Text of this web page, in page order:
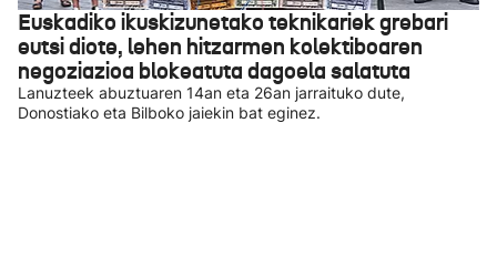
Euskadiko ikuskizunetako teknikariek grebari
eutsi diote, lehen hitzarmen kolektiboaren
negoziazioa blokeatuta dagoela salatuta
Lanuzteek abuztuaren 14an eta 26an jarraituko dute,
Donostiako eta Bilboko jaiekin bat eginez.